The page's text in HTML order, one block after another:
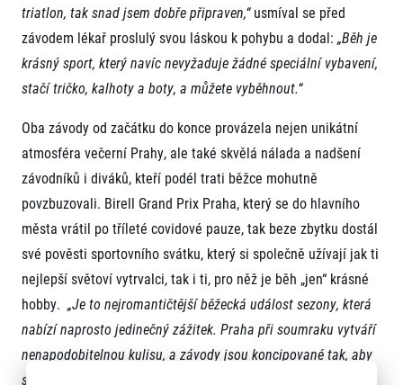
triatlon, tak snad jsem dobře připraven,“usmíval se před
závodem lékař proslulý svou láskou k pohybu a dodal: „Běh je
krásný sport, který navíc nevyžaduje žádné speciální vybavení,
stačí tričko, kalhoty a boty, a můžete vyběhnout.“
Oba závody od začátku do konce provázela nejen unikátní
atmosféra večerní Prahy, ale také skvělá nálada a nadšení
závodníků i diváků, kteří podél trati běžce mohutně
povzbuzovali. Birell Grand Prix Praha, který se do hlavního
města vrátil po tříleté covidové pauze, tak beze zbytku dostál
své pověsti sportovního svátku, který si společně užívají jak ti
nejlepší světoví vytrvalci, tak i ti, pro něž je běh „jen“ krásné
hobby. „Je to nejromantičtější běžecká událost sezony, která
nabízí naprosto jedinečný zážitek. Praha při soumraku vytváří
nenapodobitelnou kulisu, a závody jsou koncipované tak, aby
si je užil opravdu každý,“